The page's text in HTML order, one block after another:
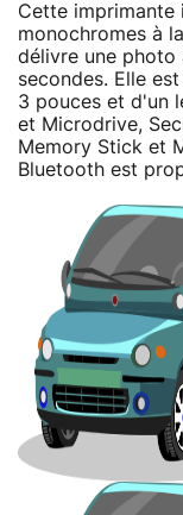
Cette imprimante
monochromes à
délivre une photo
secondes. Elle
3 pouces et d'un
et Microdrive,
Memory Stick et
Bluetooth est